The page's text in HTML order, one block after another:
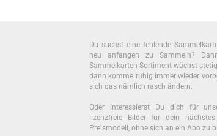
Du suchst eine fehlende
neu anfangen zu Sammeln?
Sammelkarten-Sortiment wächst
dann komme ruhig immer wieder
sich das nämlich rasch ändern.
Oder interessierst Du dich für
lizenzfreie Bilder für dein
Preismodell, ohne sich an ein Abo zu